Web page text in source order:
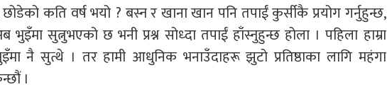
कति वर्ष भयो ? बस्न र खाना खान पनि तपाईं कुर्सीकै प्रयोग गर्नुहुन्छ,
सुत्नुभएको छ भनी प्रश्न सोध्दा तपाईं हाँस्नुहुन्छ होला । पहिला हाम्रा
नै सुत्थे । तर हामी आधुनिक भनाउँदाहरू झुटो प्रतिष्ठाका लागि महंगा
।